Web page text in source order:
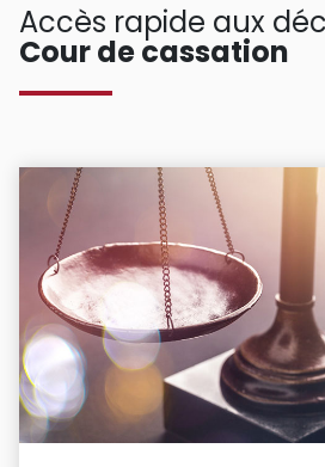
Accès rapide aux
Cour de cassation